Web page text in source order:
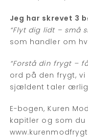
Jeg har skrevet 3
“Flyt dig lidt – små
som handler om
“Forstå din frygt –
ord på den frygt, vi
sjældent taler
E-bogen, Kuren
kapitler og som